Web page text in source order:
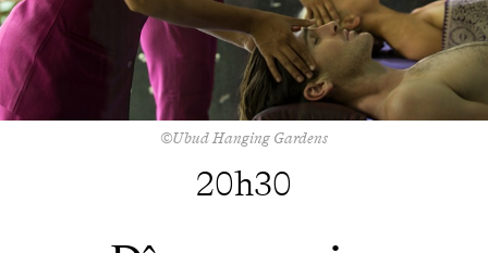
©Ubud Hanging Gardens
20h30